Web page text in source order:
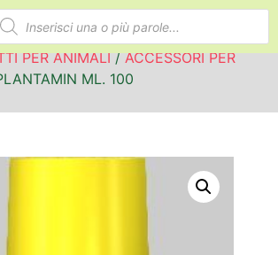
PER ANIMALI/ACCESSORI PER
ML. 100